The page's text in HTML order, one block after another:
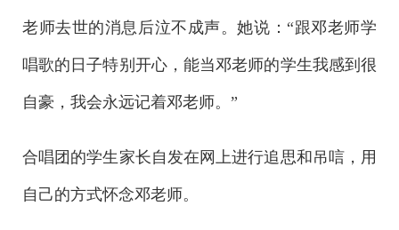
老师去世的消息后泣不成声。她说：“跟邓老师学
唱歌的日子特别开心，能当邓老师的学生我感到很
自豪，我会永远记着邓老师。”
合唱团的学生家长自发在网上进行追思和吊唁，用
自己的方式怀念邓老师。